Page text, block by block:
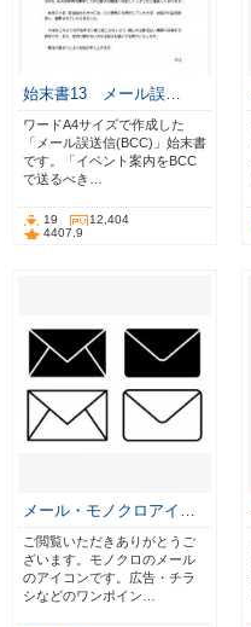
始末書13 メール誤…
ワードA4サイズで作成した
「メール誤送信(BCC)」始末書
です。「イベント案内をBCC
で送るべき…
19
12,404
4407.9
メール・モノクロアイ…
ご閲覧いただきありがとうご
ざいます。モノクロのメール
のアイコンです。広告・チラ
シなどのワンポイン…